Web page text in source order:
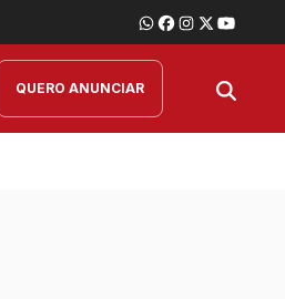
QUERO ANUNCIAR